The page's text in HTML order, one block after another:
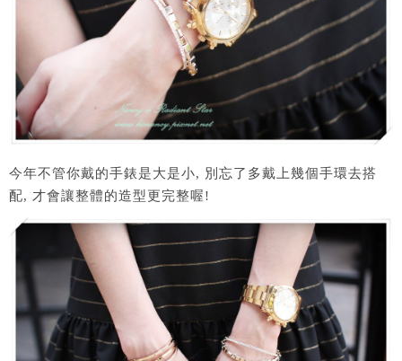
今年不管你戴的手錶是大是小, 別忘了多戴上幾個手環去搭
配, 才會讓整體的造型更完整喔!